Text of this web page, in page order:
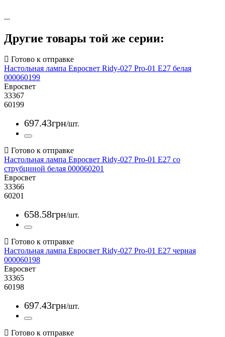
...
Другие товары той же серии:
Настольная лампа Евросвет Ridy-027 Pro-01 E27 белая
000060199
Евросвет
33367
60199
697.43грн/шт.
Настольная лампа Евросвет Ridy-027 Pro-01 E27 со
струбциной белая 000060201
Евросвет
33366
60201
658.58грн/шт.
Настольная лампа Евросвет Ridy-027 Pro-01 E27 черная
000060198
Евросвет
33365
60198
697.43грн/шт.